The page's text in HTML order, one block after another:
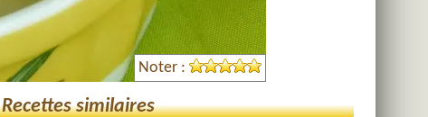
Noter :
Recettes similaires